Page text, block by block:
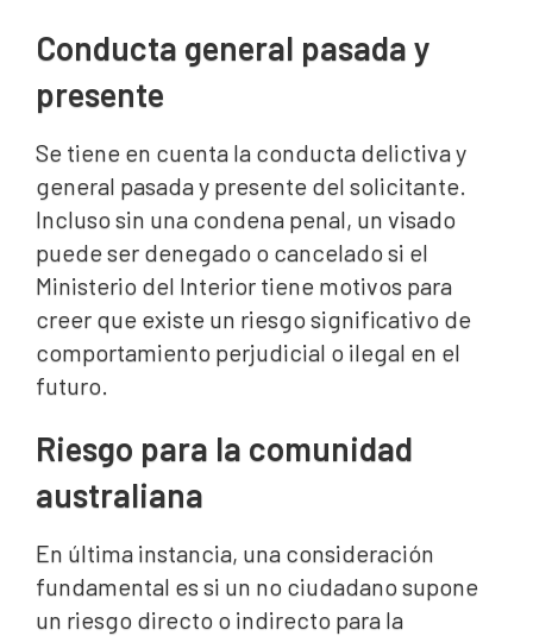
Conducta general pasada y
presente
Se tiene en cuenta la conducta delictiva y
general pasada y presente del solicitante.
Incluso sin una condena penal, un visado
puede ser denegado o cancelado si el
Ministerio del Interior tiene motivos para
creer que existe un riesgo significativo de
comportamiento perjudicial o ilegal en el
futuro.
Riesgo para la comunidad
australiana
En última instancia, una consideración
fundamental es si un no ciudadano supone
un riesgo directo o indirecto para la